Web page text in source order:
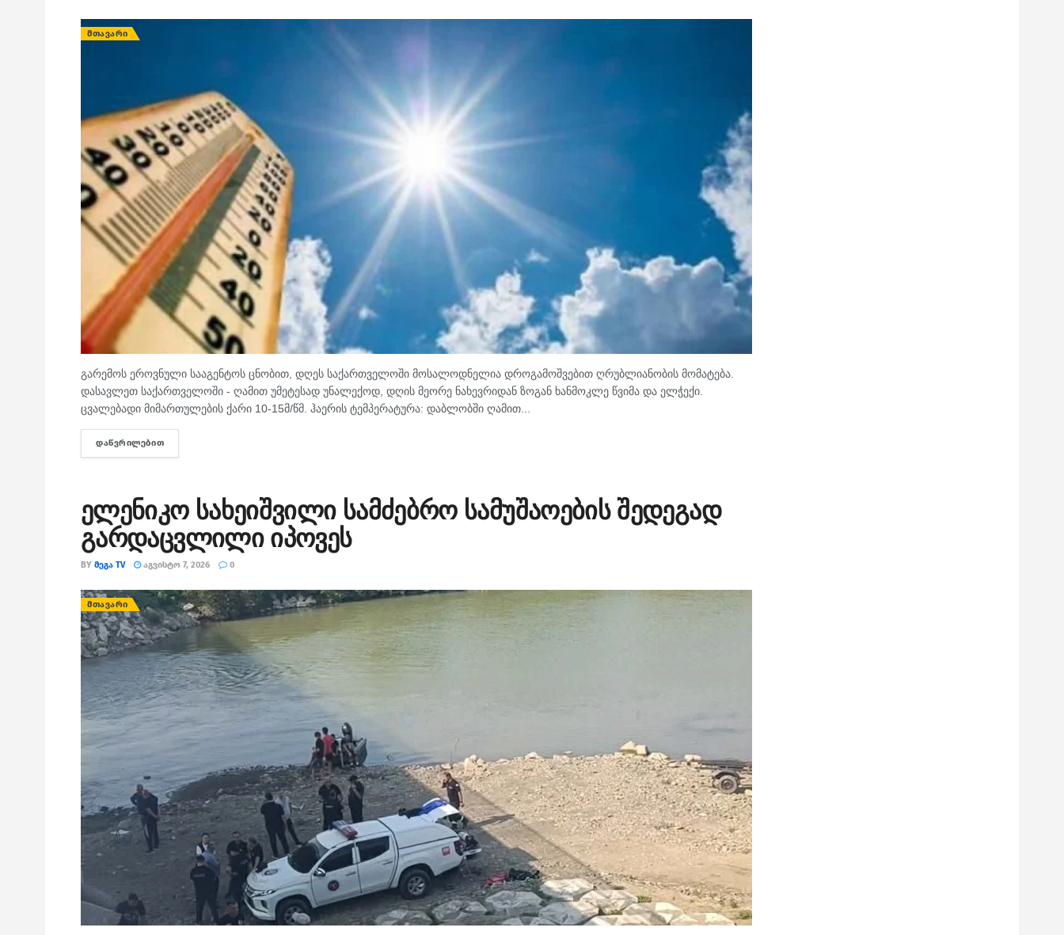
ᲛᲗᲐᲕᲐᲠᲘ
გარემოს ეროვნული სააგენტოს ცნობით, დღეს საქართველოში მოსალოდნელია დროგამოშვებით ღრუბლიანობის მომატება.
დასავლეთ საქართველოში - ღამით უმეტესად უნალექოდ, დღის მეორე ნახევრიდან ზოგან ხანმოკლე წვიმა და ელჭექი.
ცვალებადი მიმართულების ქარი 10-15მ/წმ. ჰაერის ტემპერატურა: დაბლობში ღამით...
ᲓᲐᲬᲕᲠᲘᲚᲔᲑᲘᲗ
ელენიკო სახეიშვილი სამძებრო სამუშაოების შედეგად
გარდაცვლილი იპოვეს
BY ᲛᲔᲒᲐ TV ᲐᲒᲕᲘᲡᲢᲝ 7, 2026 0
ᲛᲗᲐᲕᲐᲠᲘ